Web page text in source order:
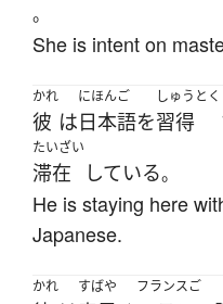
。
She is intent on
かれ
彼 は
にほんご
日本語を
しゅうとく
習得
たいざい
滞在 している。
He is staying here
Japanese.
かれ
すばや フランスご